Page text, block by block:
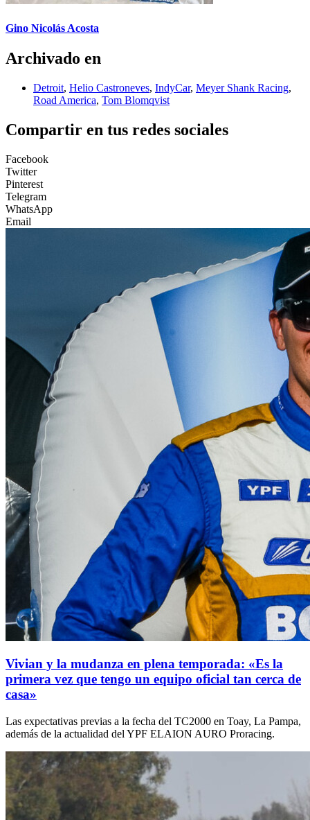
Gino Nicolás Acosta
Archivado en
Detroit, Helio Castroneves, IndyCar, Meyer Shank Racing,
Road America, Tom Blomqvist
Compartir en tus redes sociales
Facebook
Twitter
Pinterest
Telegram
WhatsApp
Email
Vivian y la mudanza en plena temporada: «Es la
primera vez que tengo un equipo oficial tan cerca de
casa»
Las expectativas previas a la fecha del TC2000 en Toay, La Pampa,
además de la actualidad del YPF ELAION AURO Proracing.